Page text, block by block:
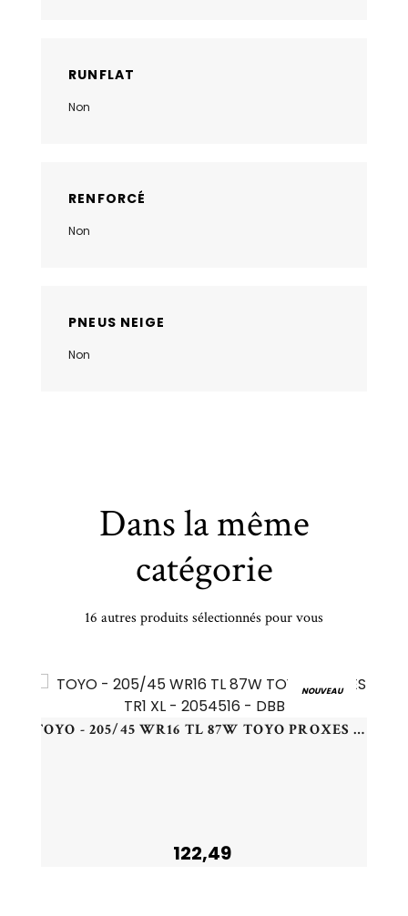
RUNFLAT
Non
RENFORCÉ
Non
PNEUS NEIGE
Non
Dans la même
catégorie
16 autres produits sélectionnés pour vous
NOUVEAU
TOYO - 205/45 WR16 TL 87W TOYO PROXES TR1 XL - 2054516 - DBB
122,49